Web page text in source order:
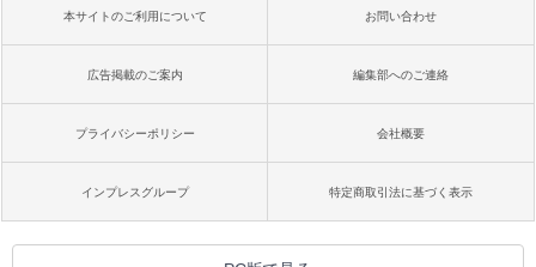
本サイトのご利用について お問い合わせ
広告掲載のご案内 編集部へのご連絡
プライバシーポリシー 会社概要
インプレスグループ 特定商取引法に基づく表示